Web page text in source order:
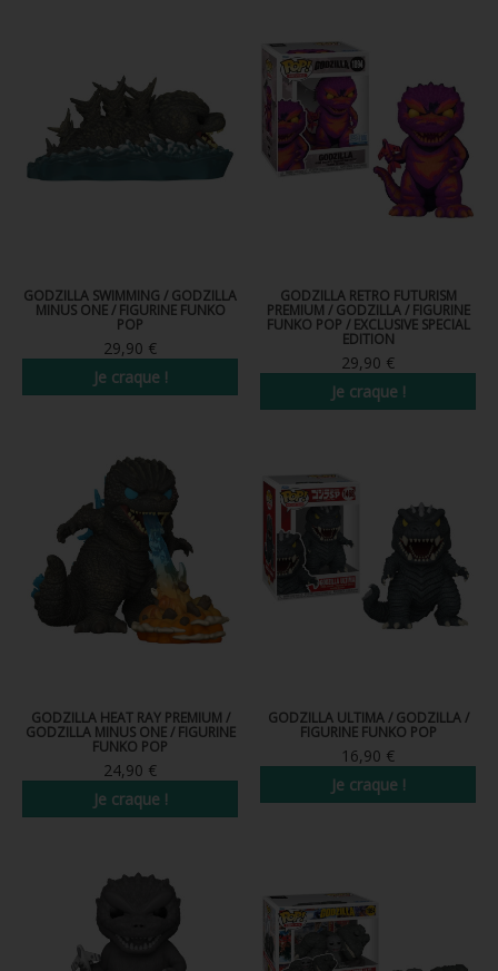
GODZILLA SWIMMING / GODZILLA
MINUS ONE / FIGURINE FUNKO
POP
29,90 €
Je craque !
GODZILLA RETRO FUTURISM
PREMIUM / GODZILLA / FIGURINE
FUNKO POP / EXCLUSIVE SPECIAL
EDITION
29,90 €
Je craque !
GODZILLA HEAT RAY PREMIUM /
GODZILLA MINUS ONE / FIGURINE
FUNKO POP
24,90 €
Je craque !
GODZILLA ULTIMA / GODZILLA /
FIGURINE FUNKO POP
16,90 €
Je craque !